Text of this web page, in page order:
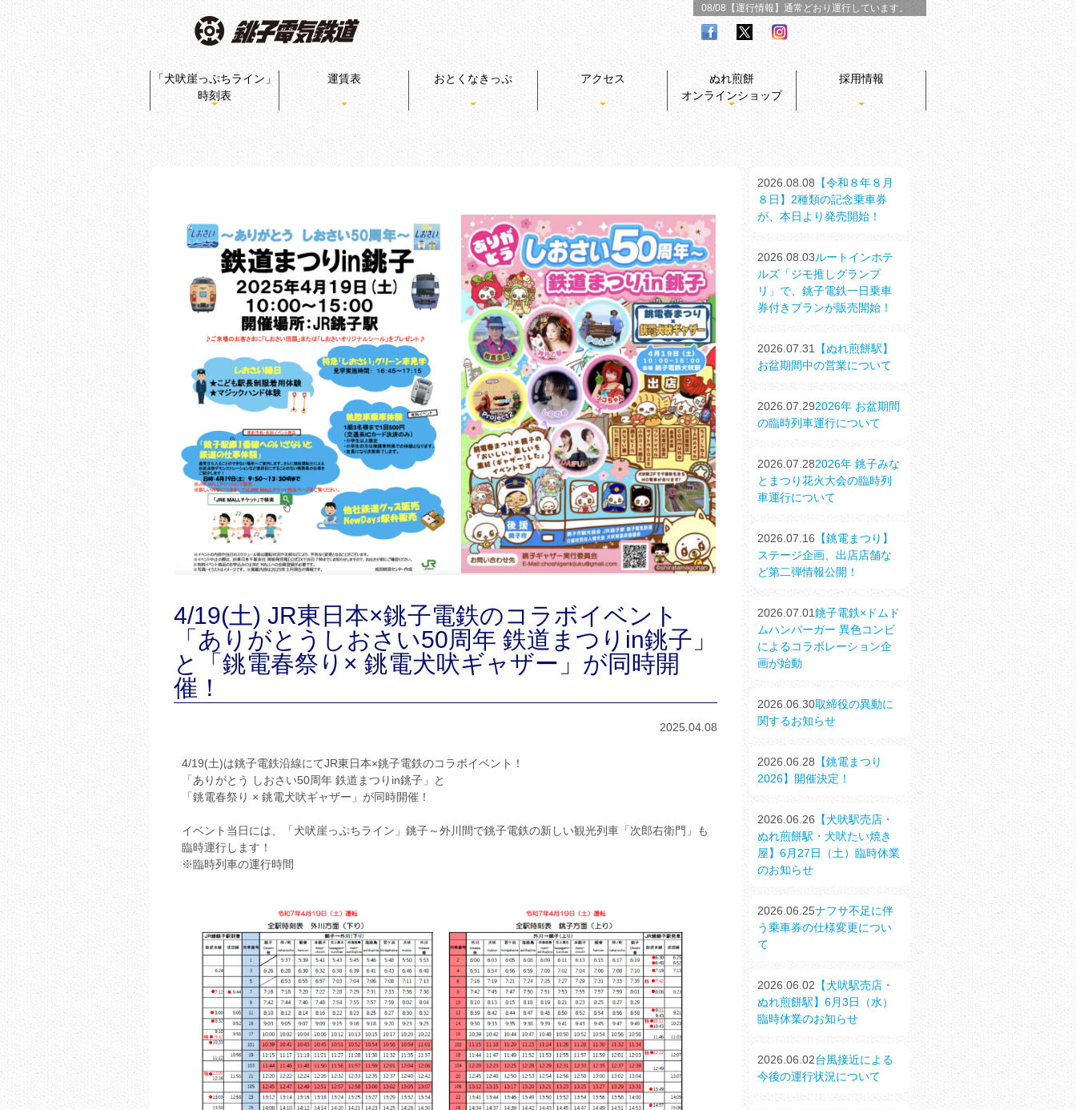
08/08【運行情報】 通常どおり運行しています。
「犬吠崖っぷちライン」
時刻表
運賃表 おとくなきっぷ アクセス
ぬれ煎餅
オンラインショップ
採用情報
4/19(土) JR東日本×銚子電鉄のコラボイベント
「ありがとうしおさい50周年 鉄道まつりin銚子」
と「銚電春祭り× 銚電犬吠ギャザー」が同時開
催！
2025.04.08
4/19(土)は銚子電鉄沿線にてJR東日本×銚子電鉄のコラボイベント！
「ありがとう しおさい50周年 鉄道まつりin銚子」と
「銚電春祭り × 銚電犬吠ギャザー」が同時開催！
イベント当日には、「犬吠崖っぷちライン」銚子～外川間で銚子電鉄の新しい観光列車「次郎右衛門」も
臨時運行します！
※臨時列車の運行時間
2026.08.08 【令和８年８月
８日】2種類の記念乗車券
が、本日より発売開始！
2026.08.03ルートインホテ
ルズ「ジモ推しグランプ
リ」で、銚子電鉄一日乗車
券付きプランが販売開始！
2026.07.31
【ぬれ煎餅駅】
お盆期間中の営業について
2026.07.292026年 お盆期間
の臨時列車運行について
2026.07.282026年 銚子みな
とまつり花火大会の臨時列
車運行について
2026.07.16 【銚電まつり】
ステージ企画、出店店舗な
ど第二弾情報公開！
2026.07.01銚子電鉄×ドムド
ムハンバーガー 異色コンビ
によるコラボレーション企
画が始動
2026.06.30取締役の異動に
関するお知らせ
2026.06.28 【銚電まつり
2026】開催決定！
2026.06.26 【犬吠駅売店・
ぬれ煎餅駅・犬吠たい焼き
屋】6月27日（土）臨時休業
のお知らせ
2026.06.25ナフサ不足に伴
う乗車券の仕様変更につい
て
2026.06.02 【犬吠駅売店・
ぬれ煎餅駅】6月3日（水）
臨時休業のお知らせ
2026.06.02台風接近による
今後の運行状況について